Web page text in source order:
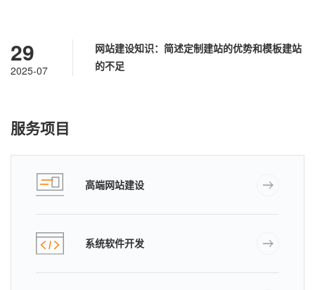
29
2025-07
网站建设知识：简述定制建站的优势和模板建站
的不足
服务项目
高端网站建设
系统软件开发